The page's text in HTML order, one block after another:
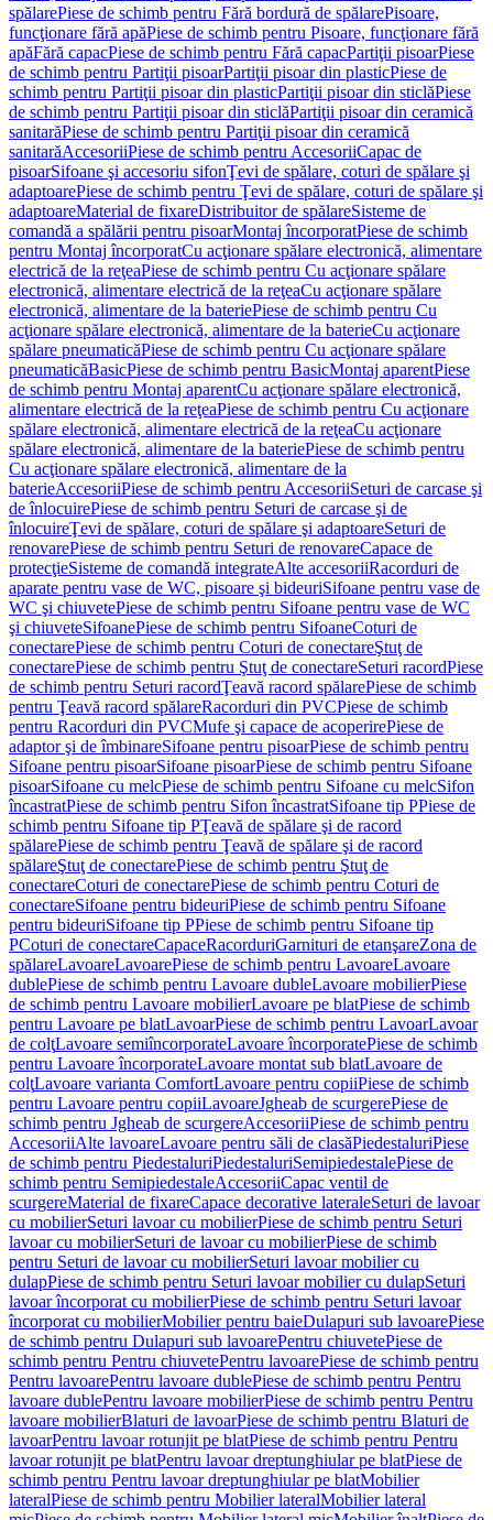
spălarePiese de schimb pentru Fără bordură de spălarePisoare,
funcţionare fără apăPiese de schimb pentru Pisoare, funcţionare fără
apăFără capacPiese de schimb pentru Fără capacPartiţii pisoarPiese
de schimb pentru Partiţii pisoarPartiţii pisoar din plasticPiese de
schimb pentru Partiţii pisoar din plasticPartiţii pisoar din sticlăPiese
de schimb pentru Partiţii pisoar din sticlăPartiţii pisoar din ceramică
sanitarăPiese de schimb pentru Partiţii pisoar din ceramică
sanitarăAccesoriiPiese de schimb pentru AccesoriiCapac de
pisoarSifoane şi accesoriu sifonŢevi de spălare, coturi de spălare şi
adaptoarePiese de schimb pentru Ţevi de spălare, coturi de spălare şi
adaptoareMaterial de fixareDistribuitor de spălareSisteme de
comandă a spălării pentru pisoarMontaj încorporatPiese de schimb
pentru Montaj încorporatCu acţionare spălare electronică, alimentare
electrică de la reţeaPiese de schimb pentru Cu acţionare spălare
electronică, alimentare electrică de la reţeaCu acţionare spălare
electronică, alimentare de la bateriePiese de schimb pentru Cu
acţionare spălare electronică, alimentare de la baterieCu acţionare
spălare pneumaticăPiese de schimb pentru Cu acţionare spălare
pneumaticăBasicPiese de schimb pentru BasicMontaj aparentPiese
de schimb pentru Montaj aparentCu acţionare spălare electronică,
alimentare electrică de la reţeaPiese de schimb pentru Cu acţionare
spălare electronică, alimentare electrică de la reţeaCu acţionare
spălare electronică, alimentare de la bateriePiese de schimb pentru
Cu acţionare spălare electronică, alimentare de la
baterieAccesoriiPiese de schimb pentru AccesoriiSeturi de carcase şi
de înlocuirePiese de schimb pentru Seturi de carcase şi de
înlocuireŢevi de spălare, coturi de spălare şi adaptoareSeturi de
renovarePiese de schimb pentru Seturi de renovareCapace de
protecţieSisteme de comandă integrateAlte accesoriiRacorduri de
aparate pentru vase de WC, pisoare şi bideuriSifoane pentru vase de
WC şi chiuvetePiese de schimb pentru Sifoane pentru vase de WC
şi chiuveteSifoanePiese de schimb pentru SifoaneCoturi de
conectarePiese de schimb pentru Coturi de conectareŞtuţ de
conectarePiese de schimb pentru Ştuţ de conectareSeturi racordPiese
de schimb pentru Seturi racordŢeavă racord spălarePiese de schimb
pentru Ţeavă racord spălareRacorduri din PVCPiese de schimb
pentru Racorduri din PVCMufe şi capace de acoperirePiese de
adaptor şi de îmbinareSifoane pentru pisoarPiese de schimb pentru
Sifoane pentru pisoarSifoane pisoarPiese de schimb pentru Sifoane
pisoarSifoane cu melcPiese de schimb pentru Sifoane cu melcSifon
încastratPiese de schimb pentru Sifon încastratSifoane tip PPiese de
schimb pentru Sifoane tip PŢeavă de spălare şi de racord
spălarePiese de schimb pentru Ţeavă de spălare şi de racord
spălareŞtuţ de conectarePiese de schimb pentru Ştuţ de
conectareCoturi de conectarePiese de schimb pentru Coturi de
conectareSifoane pentru bideuriPiese de schimb pentru Sifoane
pentru bideuriSifoane tip PPiese de schimb pentru Sifoane tip
PCoturi de conectareCapaceRacorduriGarnituri de etanşareZona de
spălareLavoareLavoarePiese de schimb pentru LavoareLavoare
dublePiese de schimb pentru Lavoare dubleLavoare mobilierPiese
de schimb pentru Lavoare mobilierLavoare pe blatPiese de schimb
pentru Lavoare pe blatLavoarPiese de schimb pentru LavoarLavoar
de colţLavoare semiîncorporateLavoare încorporatePiese de schimb
pentru Lavoare încorporateLavoare montat sub blatLavoare de
colţLavoare varianta ComfortLavoare pentru copiiPiese de schimb
pentru Lavoare pentru copiiLavoareJgheab de scurgerePiese de
schimb pentru Jgheab de scurgereAccesoriiPiese de schimb pentru
AccesoriiAlte lavoareLavoare pentru săli de clasăPiedestaluriPiese
de schimb pentru PiedestaluriPiedestaluriSemipiedestalePiese de
schimb pentru SemipiedestaleAccesoriiCapac ventil de
scurgereMaterial de fixareCapace decorative lateraleSeturi de lavoar
cu mobilierSeturi lavoar cu mobilierPiese de schimb pentru Seturi
lavoar cu mobilierSeturi de lavoar cu mobilierPiese de schimb
pentru Seturi de lavoar cu mobilierSeturi lavoar mobilier cu
dulapPiese de schimb pentru Seturi lavoar mobilier cu dulapSeturi
lavoar încorporat cu mobilierPiese de schimb pentru Seturi lavoar
încorporat cu mobilierMobilier pentru baieDulapuri sub lavoarePiese
de schimb pentru Dulapuri sub lavoarePentru chiuvetePiese de
schimb pentru Pentru chiuvetePentru lavoarePiese de schimb pentru
Pentru lavoarePentru lavoare dublePiese de schimb pentru Pentru
lavoare dublePentru lavoare mobilierPiese de schimb pentru Pentru
lavoare mobilierBlaturi de lavoarPiese de schimb pentru Blaturi de
lavoarPentru lavoar rotunjit pe blatPiese de schimb pentru Pentru
lavoar rotunjit pe blatPentru lavoar dreptunghiular pe blatPiese de
schimb pentru Pentru lavoar dreptunghiular pe blatMobilier
lateralPiese de schimb pentru Mobilier lateralMobilier lateral